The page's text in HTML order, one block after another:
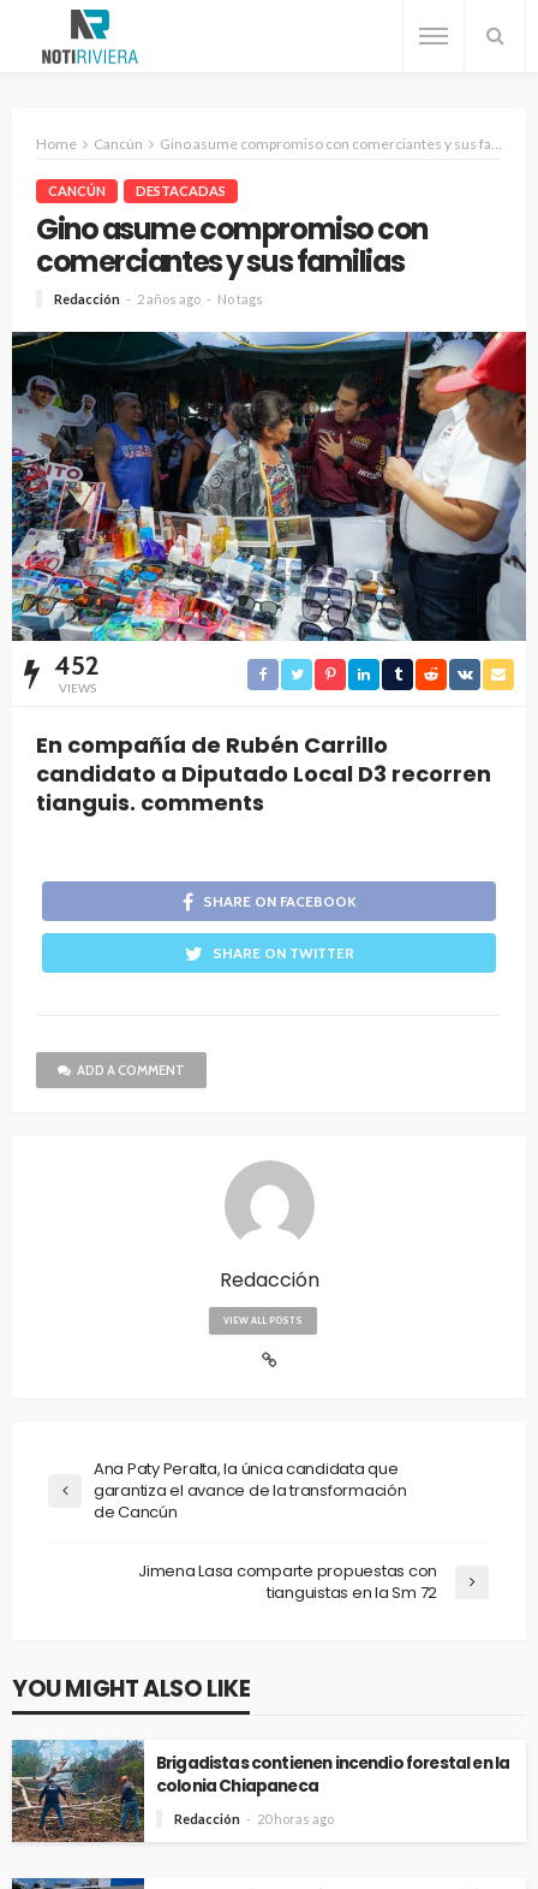
Home Cancún Gino asume compromiso con comerciantes y sus familias
CANCÚN DESTACADAS
Gino asume compromiso con
comerciantes y sus familias
Redacción 2 años ago No tags
452
VIEWS
En compañía de Rubén Carrillo
candidato a Diputado Local D3 recorren
tianguis. comments
SHARE ON FACEBOOK
SHARE ON TWITTER
ADD A COMMENT
Redacción
VIEW ALL POSTS
Ana Paty Peralta, la única candidata que
garantiza el avance de la transformación
de Cancún
Jimena Lasa comparte propuestas con
tianguistas en la Sm 72
YOU MIGHT ALSO LIKE
Brigadistas contienen incendio forestal en la
colonia Chiapaneca
Redacción 20 horas ago